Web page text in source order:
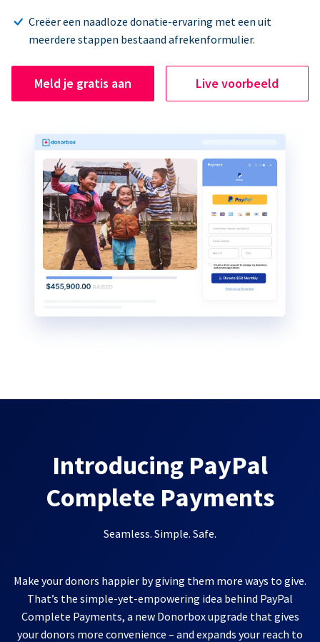
Creëer een naadloze donatie-ervaring met een uit
meerdere stappen bestaand afrekenformulier.
Meld je gratis aan Live voorbeeld
Introducing PayPal
Complete Payments
Seamless. Simple. Safe.
Make your donors happier by giving them more ways to give.
That’s the simple-yet-empowering idea behind PayPal
Complete Payments, a new Donorbox upgrade that gives
your donors more convenience – and expands your reach to